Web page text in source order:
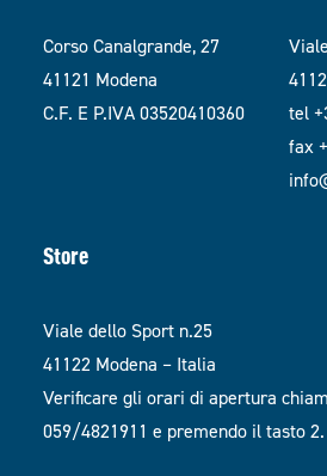
Corso Canalgrande, 27
41121 Modena
C.F. E P.IVA 03520410360
tel
fax
Store
Viale dello Sport n.25
41122 Modena – Italia
Verificare gli orari di apertura
059/4821911 e premendo il tasto 2.